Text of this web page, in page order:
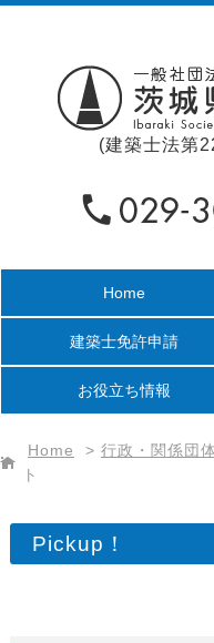
(建築士法第
Home
建築士免許申請
お役立ち情報
Home > 行政・関係団
ト
Pickup！